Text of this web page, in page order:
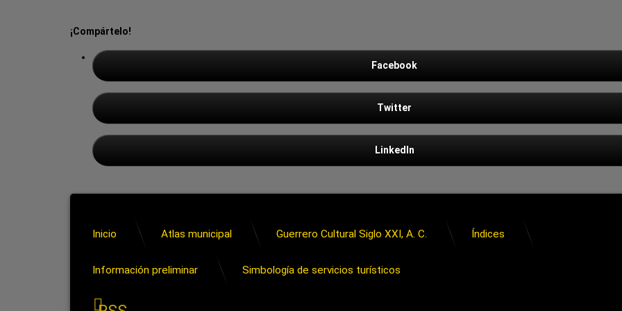
¡Compártelo!
Facebook
Twitter
LinkedIn
Inicio Atlas municipal Guerrero Cultural Siglo XXI, A. C. Índices
Información preliminar Simbología de servicios turísticos